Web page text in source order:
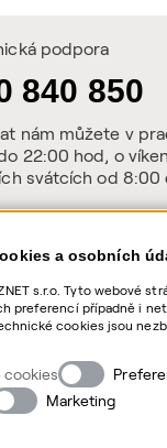
a osobních
s.r.o. Tyto webové
preferencí případně i
cookies jsou
preferencím, k
netechnických
udělit souhlas.
osobních údajů,
cookies
Marketing
podpora
840 850
nám můžete v
22:00 hod, o
svátcích od 8:00
nám
VZKAZ
nám vzkaz
zpět